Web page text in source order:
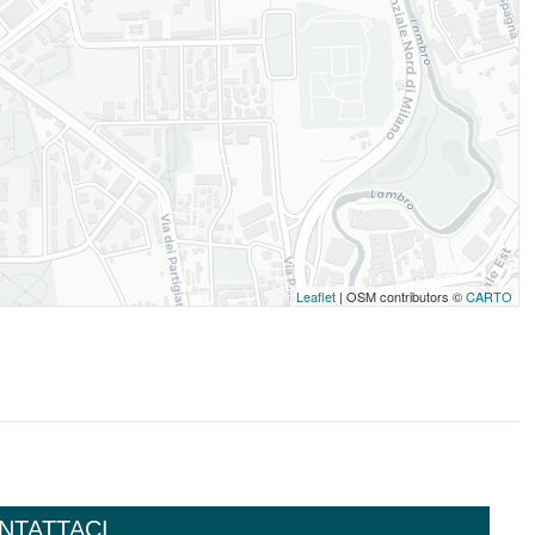
Leaflet| OSM contributors ©CARTO